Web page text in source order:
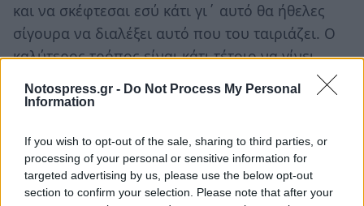
Notospress.gr - Do Not Process My Personal
Information
If you wish to opt-out of the sale, sharing to third parties, or
processing of your personal or sensitive information for
targeted advertising by us, please use the below opt-out
section to confirm your selection. Please note that after your
και να σκέφτεσαι εσύ κάτι γι΄ αυτό θα ήθελες
σίγουρα να διαλέξει αυτό που του ταιριάζει. Ο
καλύτερος τρόπος είναι κάτι τέτοιο να γίνει
μέσω επαγγελματικού προσανατολισμού από
ειδικούς μέσω της ατομικής συμβουλευτικής
Φροντιστήριο γνωρίζει ότι πρέπει να παρέχει
κάτι τέτοιο στους μαθητές του.